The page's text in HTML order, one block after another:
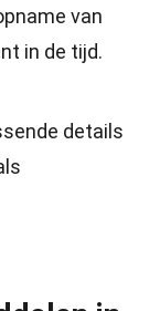
van
in de tijd.
details